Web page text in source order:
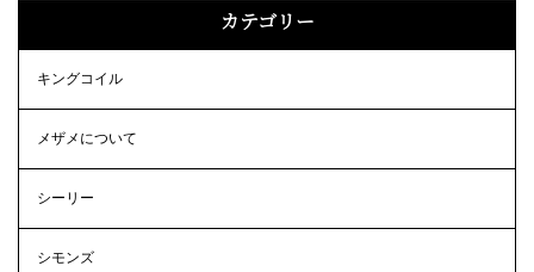
カテゴリー
キングコイル
メザメについて
シーリー
シモンズ